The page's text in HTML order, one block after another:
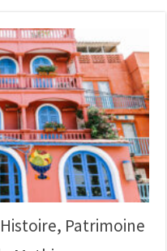
Patrimoine